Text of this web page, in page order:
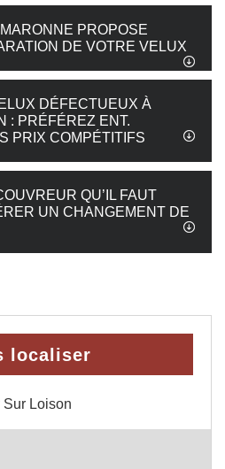
PROPOSE
DE VOTRE VELUX
DÉFECTUEUX À
: PRÉFÉREZ ENT.
PRIX COMPÉTITIFS
QU’IL FAUT
UN CHANGEMENT DE
localiser
Loison